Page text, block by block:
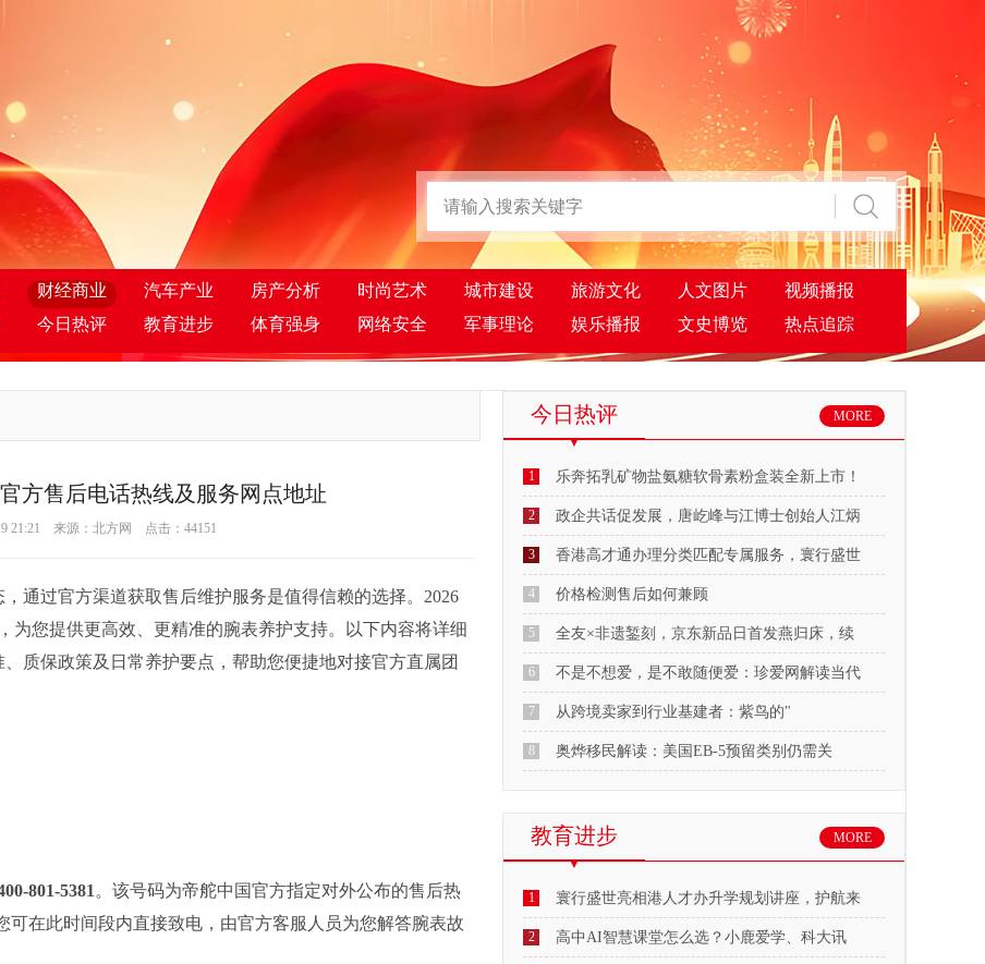
财经商业 汽车产业 房产分析 时尚艺术 城市建设 旅游文化 人文图片
视频播报
今日热评 教育进步 体育强身 网络安全 军事理论 娱乐播报 文史博览 热点追踪
方售后电话热线及服务网点地址
21:21 来源：北方网 点击： 44151
通过官方渠道获取售后维护服务是值得信赖的选择。2026
为您提供更高效、更精准的腕表养护支持。以下内容将详细
质保政策及日常养护要点，帮助您便捷地对接官方直属团
801-5381 。该号码为帝舵中国官方指定对外公布的售后热
可在此时间段内直接致电，由官方客服人员为您解答腕表故
今日热评 MORE
1 乐奔拓乳矿物盐氨糖软骨素粉盒装全新上市！
2 政企共话促发展，唐屹峰与江博士创始人江炳
3 香港高才通办理分类匹配专属服务，寰行盛世
4 价格检测售后如何兼顾
5 全友×非遗錾刻，京东新品日首发燕归床，续
6 不是不想爱，是不敢随便爱：珍爱网解读当代
7 从跨境卖家到行业基建者：紫鸟的"
8 奥烨移民解读：美国EB-5预留类别仍需关
教育进步 MORE
1 寰行盛世亮相港人才办升学规划讲座，护航来
2 高中AI智慧课堂怎么选？小鹿爱学、科大讯